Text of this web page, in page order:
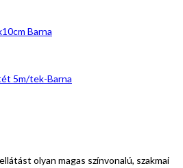
Barna
5m/tek-Barna
olyan magas színvonalú, szakmai